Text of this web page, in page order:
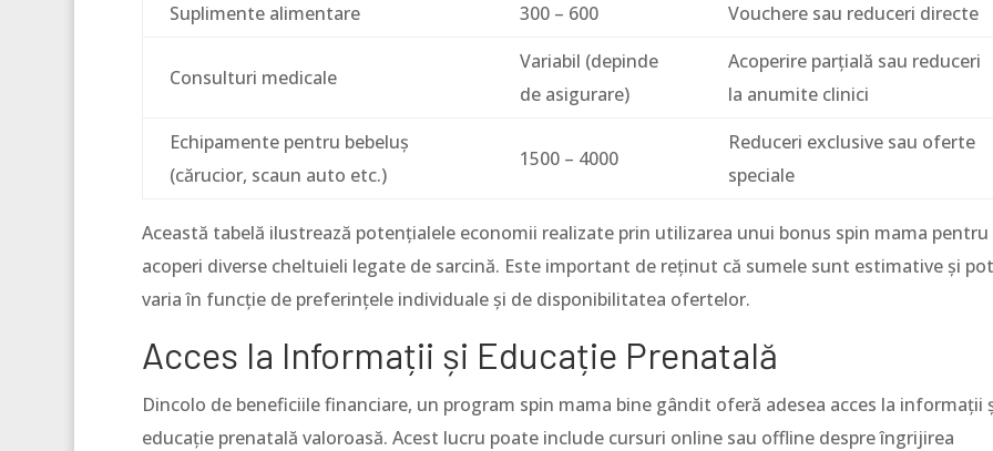
Suplimente alimentare
300 – 600 Vouchere sau reduceri directe
Consulturi medicale
Variabil (depinde
de asigurare)
Acoperire parțială sau reduceri
la anumite clinici
Echipamente pentru bebeluș
(cărucior, scaun auto etc.)
1500 – 4000
Reduceri exclusive sau oferte
speciale
Această tabelă ilustrează potențialele economii realizate prin utilizarea unui bonus spin mama pentru
acoperi diverse cheltuieli legate de sarcină. Este important de reținut că sumele sunt estimative și pot
varia în funcție de preferințele individuale și de disponibilitatea ofertelor.
Acces la Informații și Educație Prenatală
Dincolo de beneficiile financiare, un program spin mama bine gândit oferă adesea acces la informații
educație prenatală valoroasă. Acest lucru poate include cursuri online sau offline despre îngrijirea